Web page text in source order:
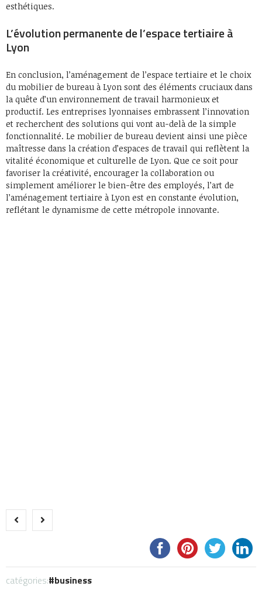
esthétiques.
L’évolution permanente de l’espace tertiaire à
Lyon
En conclusion, l’aménagement de l’espace tertiaire et le choix
du mobilier de bureau à Lyon sont des éléments cruciaux dans
la quête d’un environnement de travail harmonieux et
productif. Les entreprises lyonnaises embrassent l’innovation
et recherchent des solutions qui vont au-delà de la simple
fonctionnalité. Le mobilier de bureau devient ainsi une pièce
maîtresse dans la création d’espaces de travail qui reflètent la
vitalité économique et culturelle de Lyon. Que ce soit pour
favoriser la créativité, encourager la collaboration ou
simplement améliorer le bien-être des employés, l’art de
l’aménagement tertiaire à Lyon est en constante évolution,
reflétant le dynamisme de cette métropole innovante.
catégories: business